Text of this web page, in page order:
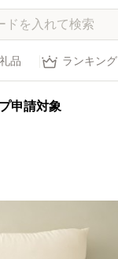
品 ランキング
申請対象